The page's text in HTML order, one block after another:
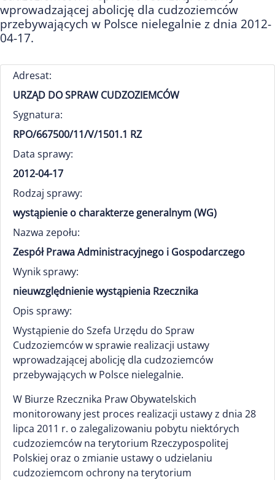
wprowadzającej abolicję dla cudzoziemców
przebywających w Polsce nielegalnie z dnia 2012-
04-17.
Adresat:
URZĄD DO SPRAW CUDZOZIEMCÓW
Sygnatura:
RPO/667500/11/V/1501.1 RZ
Data sprawy:
2012-04-17
Rodzaj sprawy:
wystąpienie o charakterze generalnym (WG)
Nazwa zepołu:
Zespół Prawa Administracyjnego i Gospodarczego
Wynik sprawy:
nieuwzględnienie wystąpienia Rzecznika
Opis sprawy:
Wystąpienie do Szefa Urzędu do Spraw
Cudzoziemców w sprawie realizacji ustawy
wprowadzającej abolicję dla cudzoziemców
przebywających w Polsce nielegalnie.
W Biurze Rzecznika Praw Obywatelskich
monitorowany jest proces realizacji ustawy z dnia 28
lipca 2011 r. o zalegalizowaniu pobytu niektórych
cudzoziemców na terytorium Rzeczypospolitej
Polskiej oraz o zmianie ustawy o udzielaniu
cudzoziemcom ochrony na terytorium